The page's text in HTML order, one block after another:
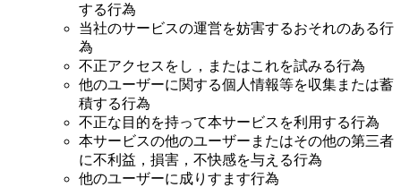
する行為
当社のサービスの運営を妨害するおそれのある行
為
不正アクセスをし，またはこれを試みる行為
他のユーザーに関する個人情報等を収集または蓄
積する行為
不正な目的を持って本サービスを利用する行為
本サービスの他のユーザーまたはその他の第三者
に不利益，損害，不快感を与える行為
他のユーザーに成りすます行為